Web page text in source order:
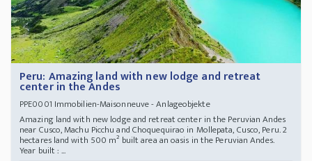
Peru: Amazing land with new lodge and retreat
center in the Andes
PPE0001 Immobilien-Maisonneuve - Anlageobjekte
Amazing land with new lodge and retreat center in the Peruvian Andes
near Cusco, Machu Picchu and Choquequirao in Mollepata, Cusco, Peru. 2
hectares land with 500 m² built area an oasis in the Peruvian Andes.
Year built : ...